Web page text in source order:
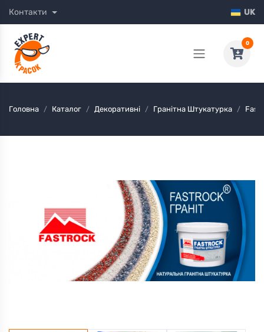
Контакти UK
0
Головна Каталог Декоративні Гранітна Штукатурка